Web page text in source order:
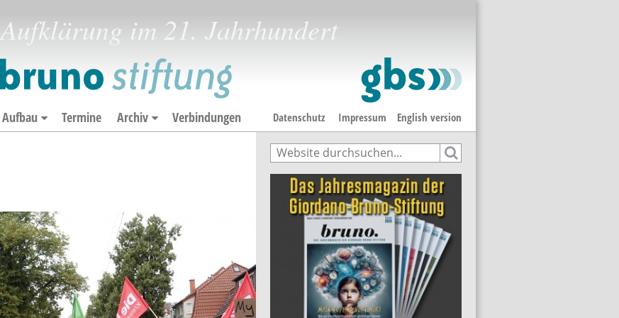
Aufklärung im 21. Jahrhundert
English version
Aufbau Termine Archiv Verbindungen Datenschutz Impressum
Suchformular
Suche